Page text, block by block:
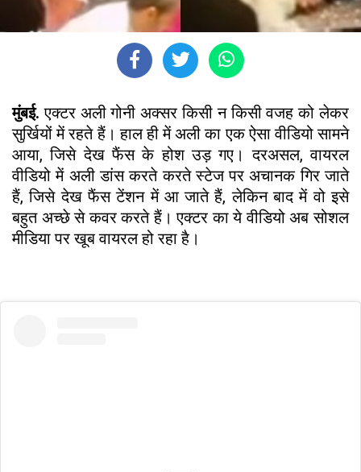
मुंबई.एक्टर अली गोनी अक्सर किसी न किसी वजह को लेकर
सुर्खियों में रहते हैं। हाल ही में अली का एक ऐसा वीडियो सामने
आया, जिसे देख फैंस के होश उड़ गए। दरअसल, वायरल
वीडियो में अली डांस करते करते स्टेज पर अचानक गिर जाते
हैं, जिसे देख फैंस टेंशन में आ जाते हैं, लेकिन बाद में वो इसे
बहुत अच्छे से कवर करते हैं। एक्टर का ये वीडियो अब सोशल
मीडिया पर खूब वायरल हो रहा है।